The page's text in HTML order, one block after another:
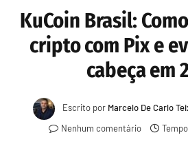
KuCoin Brasil:
cripto com Pix e
cabeça em
Escrito por Marcelo De Carlo
Nenhum comentário